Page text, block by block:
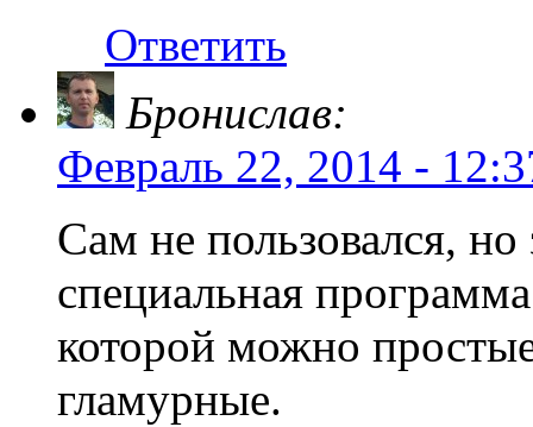
Ответить
Бронислав:
Февраль 22, 2014 -
Сам не пользовался, но
специальная
которой можно
гламурные.